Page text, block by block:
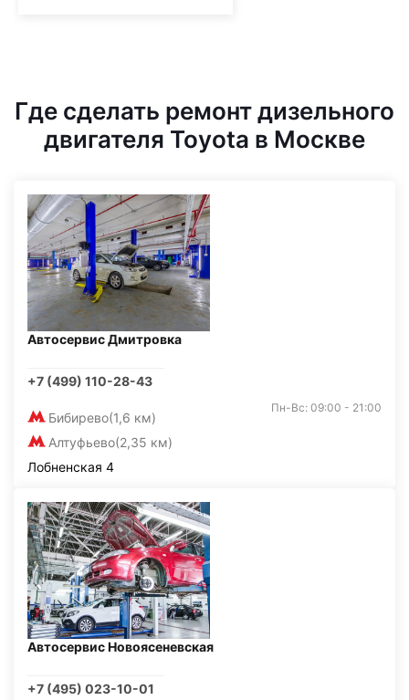
Где сделать ремонт дизельного
двигателя Toyota в Москве
Автосервис Дмитровка
+7 (499) 110-28-43
Бибирево(1,6 км)
Алтуфьево(2,35 км)
Пн-Вс: 09:00 - 21:00
Лобненская 4
Автосервис Новоясеневская
+7 (495) 023-10-01